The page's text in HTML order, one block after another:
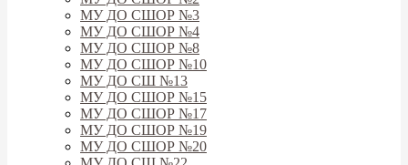
МУ ДО СШОР №3
МУ ДО СШОР №4
МУ ДО СШОР №8
МУ ДО СШОР №10
МУ ДО СШ №13
МУ ДО СШОР №15
МУ ДО СШОР №17
МУ ДО СШОР №19
МУ ДО СШОР №20